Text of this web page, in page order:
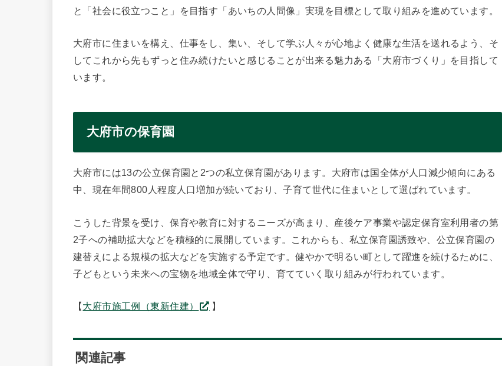
と「社会に役立つこと」を目指す「あいちの人間像」実現を目標として取り組みを進めています。
大府市に住まいを構え、仕事をし、集い、そして学ぶ人々が心地よく健康な生活を送れるよう、そ
してこれから先もずっと住み続けたいと感じることが出来る魅力ある「大府市づくり」を目指して
います。
大府市の保育園
大府市には13の公立保育園と2つの私立保育園があります。大府市は国全体が人口減少傾向にある
中、現在年間800人程度人口増加が続いており、子育て世代に住まいとして選ばれています。
こうした背景を受け、保育や教育に対するニーズが高まり、産後ケア事業や認定保育室利用者の第
2子への補助拡大などを積極的に展開しています。これからも、私立保育園誘致や、公立保育園の
建替えによる規模の拡大などを実施する予定です。健やかで明るい町として躍進を続けるために、
子どもという未来への宝物を地域全体で守り、育てていく取り組みが行われています。
【大府市施工例（東新住建） 】
関連記事